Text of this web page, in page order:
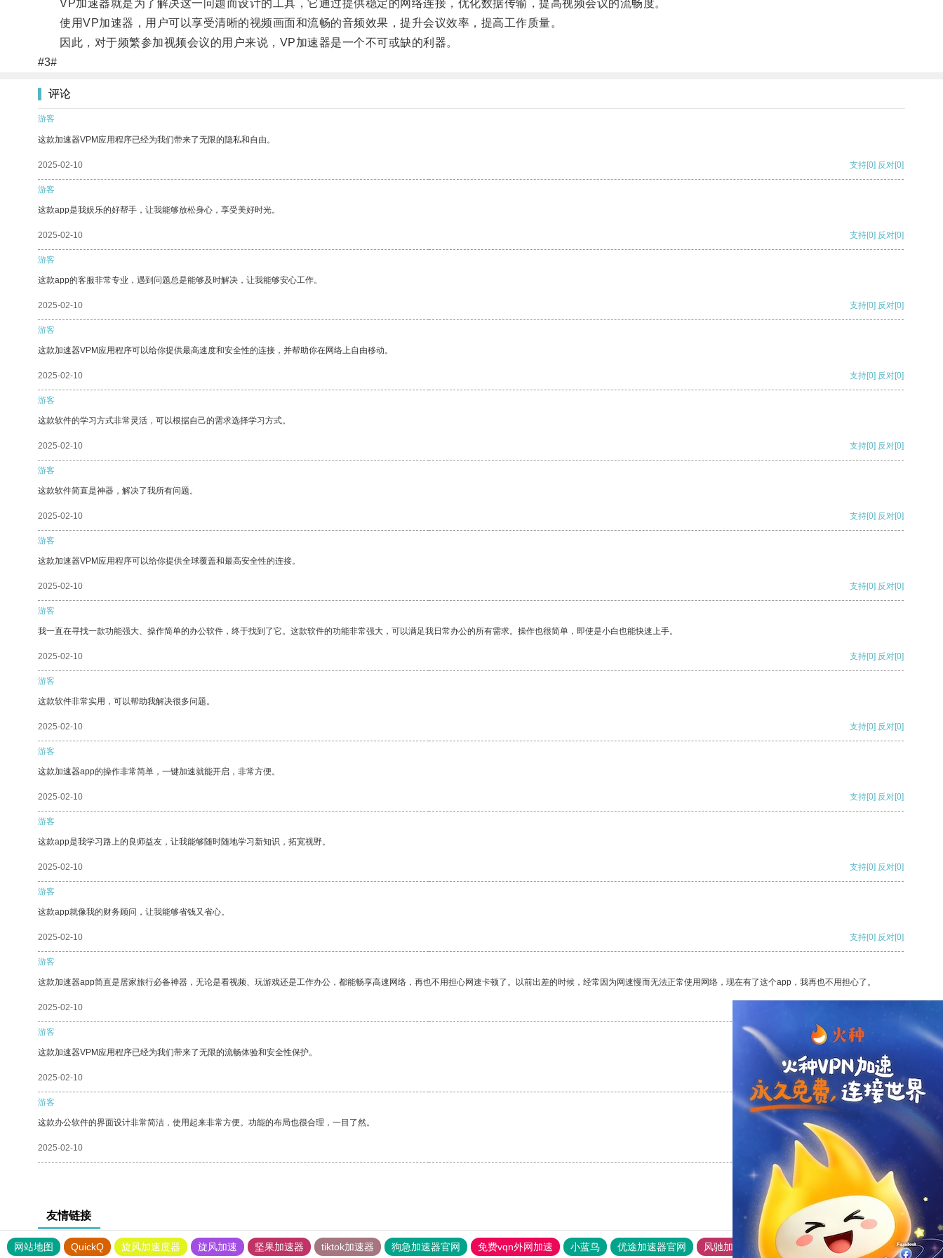
VP加速器就是为了解决这一问题而设计的工具，它通过提供稳定的网络连接，优化数据传输，提高视频会议的流畅度。
使用VP加速器，用户可以享受清晰的视频画面和流畅的音频效果，提升会议效率，提高工作质量。
因此，对于频繁参加视频会议的用户来说，VP加速器是一个不可或缺的利器。
#3#
评论
游客
这款加速器VPM应用程序已经为我们带来了无限的隐私和自由。
2025-02-10 支持[0] 反对[0]
游客
这款app是我娱乐的好帮手，让我能够放松身心，享受美好时光。
2025-02-10 支持[0] 反对[0]
游客
这款app的客服非常专业，遇到问题总是能够及时解决，让我能够安心工作。
2025-02-10 支持[0] 反对[0]
游客
这款加速器VPM应用程序可以给你提供最高速度和安全性的连接，并帮助你在网络上自由移动。
2025-02-10 支持[0] 反对[0]
游客
这款软件的学习方式非常灵活，可以根据自己的需求选择学习方式。
2025-02-10 支持[0] 反对[0]
游客
这款软件简直是神器，解决了我所有问题。
2025-02-10 支持[0] 反对[0]
游客
这款加速器VPM应用程序可以给你提供全球覆盖和最高安全性的连接。
2025-02-10 支持[0] 反对[0]
游客
我一直在寻找一款功能强大、操作简单的办公软件，终于找到了它。这款软件的功能非常强大，可以满足我日常办公的所有需求。操作也很简单，即使是小白也能快速上手。
2025-02-10 支持[0] 反对[0]
游客
这款软件非常实用，可以帮助我解决很多问题。
2025-02-10 支持[0] 反对[0]
游客
这款加速器app的操作非常简单，一键加速就能开启，非常方便。
2025-02-10 支持[0] 反对[0]
游客
这款app是我学习路上的良师益友，让我能够随时随地学习新知识，拓宽视野。
2025-02-10 支持[0] 反对[0]
游客
这款app就像我的财务顾问，让我能够省钱又省心。
2025-02-10 支持[0] 反对[0]
游客
这款加速器app简直是居家旅行必备神器，无论是看视频、玩游戏还是工作办公，都能畅享高速网络，再也不用担心网速卡顿了。以前出差的时候，经常因为网速慢而无法正常使用网络，现在有了这个app，我再也不用担心了。
2025-02-10
游客
这款加速器VPM应用程序已经为我们带来了无限的流畅体验和安全性保护。
2025-02-10 支持 [0] 反对 [0]
游客
这款办公软件的界面设计非常简洁，使用起来非常方便。功能的布局也很合理，一目了然。
2025-02-10 支持
友情链接
网站地图 QuickQ 旋风加速度器 旋风加速 坚果加速器 tiktok加速器 狗急加速器官网 免费vqn外网加速 小蓝鸟 优途加速器官网 风驰加速器 旋风加速器